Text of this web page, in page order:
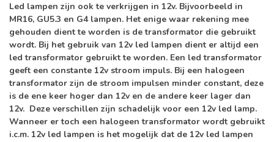
Led lampen zijn ook te verkrijgen in 12v. Bijvoorbeeld in
MR16, GU5.3 en G4 lampen. Het enige waar rekening mee
gehouden dient te worden is de transformator die gebruikt
wordt. Bij het gebruik van 12v led lampen dient er altijd een
led transformator gebruikt te worden. Een led transformator
geeft een constante 12v stroom impuls. Bij een halogeen
transformator zijn de stroom impulsen minder constant, deze
is de ene keer hoger dan 12v en de andere keer lager dan
12v. Deze verschillen zijn schadelijk voor een 12v led lamp.
Wanneer er toch een halogeen transformator wordt gebruikt
i.c.m. 12v led lampen is het mogelijk dat de 12v led lampen